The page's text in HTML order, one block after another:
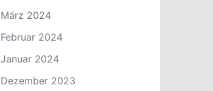
März 2024
Februar 2024
Januar 2024
Dezember 2023